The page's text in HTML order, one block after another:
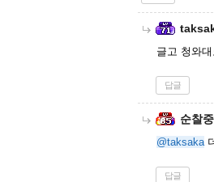
글고 청와
답글
순찰
@taksaka
답글